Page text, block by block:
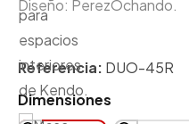
Diseño: PerezOchando.
Referencia: DUO-45R
Dimensiones